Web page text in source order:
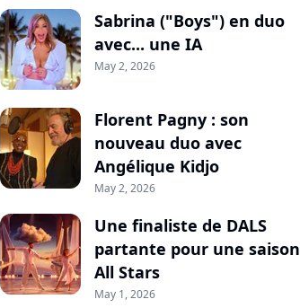
Sabrina ("Boys") en duo
avec... une IA
May 2, 2026
Florent Pagny : son
nouveau duo avec
Angélique Kidjo
May 2, 2026
Une finaliste de DALS
partante pour une saison
All Stars
May 1, 2026